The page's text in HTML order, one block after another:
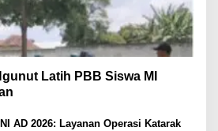
Latih PBB Siswa MI
AD 2026: Layanan Operasi Katarak